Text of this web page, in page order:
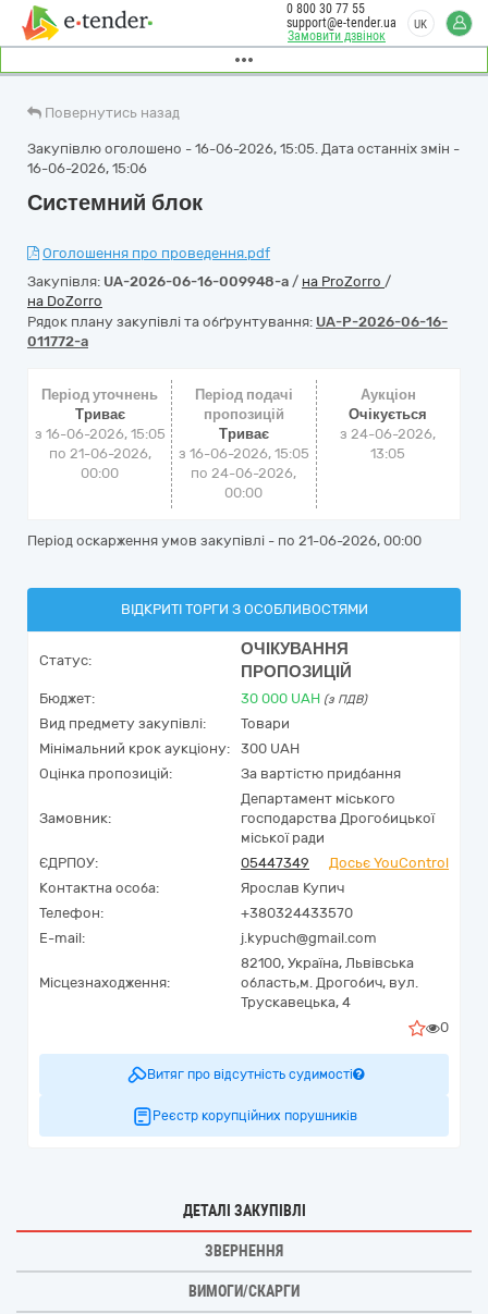
Замовити дзвінок
0 800 30 77 55
support@e-tender.ua
UK
Повернутись назад
Закупівлю оголошено - 16-06-2026, 15:05. Дата останніх змін -
16-06-2026, 15:06
Системний блок
Оголошення про проведення.pdf
Закупівля: UA-2026-06-16-009948-a / на ProZorro /
на DoZorro
Рядок плану закупівлі та обґрунтування: UA-P-2026-06-16-
011772-a
Період уточнень
Триває
з 16-06-2026, 15:05
по 21-06-2026,
00:00
Період подачі
пропозицій
Триває
з 16-06-2026, 15:05
по 24-06-2026,
00:00
Аукціон
Очікується
з24-06-2026,
13:05
Період оскарження умов закупівлі - по 21-06-2026, 00:00
ВІДКРИТІ ТОРГИ З ОСОБЛИВОСТЯМИ
Статус:
ОЧІКУВАННЯ
ПРОПОЗИЦІЙ
Бюджет: 30 000 UAH (з ПДВ)
Вид предмету закупівлі:
Товари
Мінімальний крок аукціону:
300 UAH
Оцінка пропозицій:
За вартістю придбання
Замовник:
Департамент міського
господарства Дрогобицької
міської ради
ЄДРПОУ:
05447349
Досьє YouControl
Контактна особа:
Ярослав Купич
Телефон:
+380324433570
E-mail:
j.kypuch@gmail.com
Місцезнаходження:
82100, Україна, Львівська
область,м. Дрогобич, вул.
Трускавецька, 4
0
Витяг про відсутність судимості
Реєстр корупційних порушників
ДЕТАЛІ ЗАКУПІВЛІ
ЗВЕРНЕННЯ
ВИМОГИ/СКАРГИ